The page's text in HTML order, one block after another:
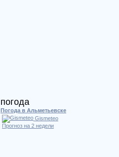
погода
Погода в Альметьевске
Gismeteo
Прогноз на 2 недели